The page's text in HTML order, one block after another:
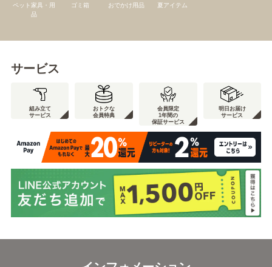
ペット家具・用
品
ゴミ箱 おでかけ用品 夏アイテム
サービス
組み立て
サービス
おトクな
会員特典
会員限定
1年間の
保証サービス
明日お届け
サービス